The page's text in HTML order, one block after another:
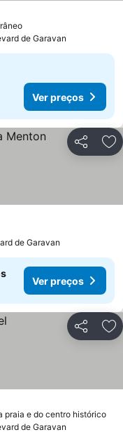
de Garavan
Ver preços
Partilhar
de Garavan
Ver preços
Partilhar
praia e do centro histórico
de Garavan